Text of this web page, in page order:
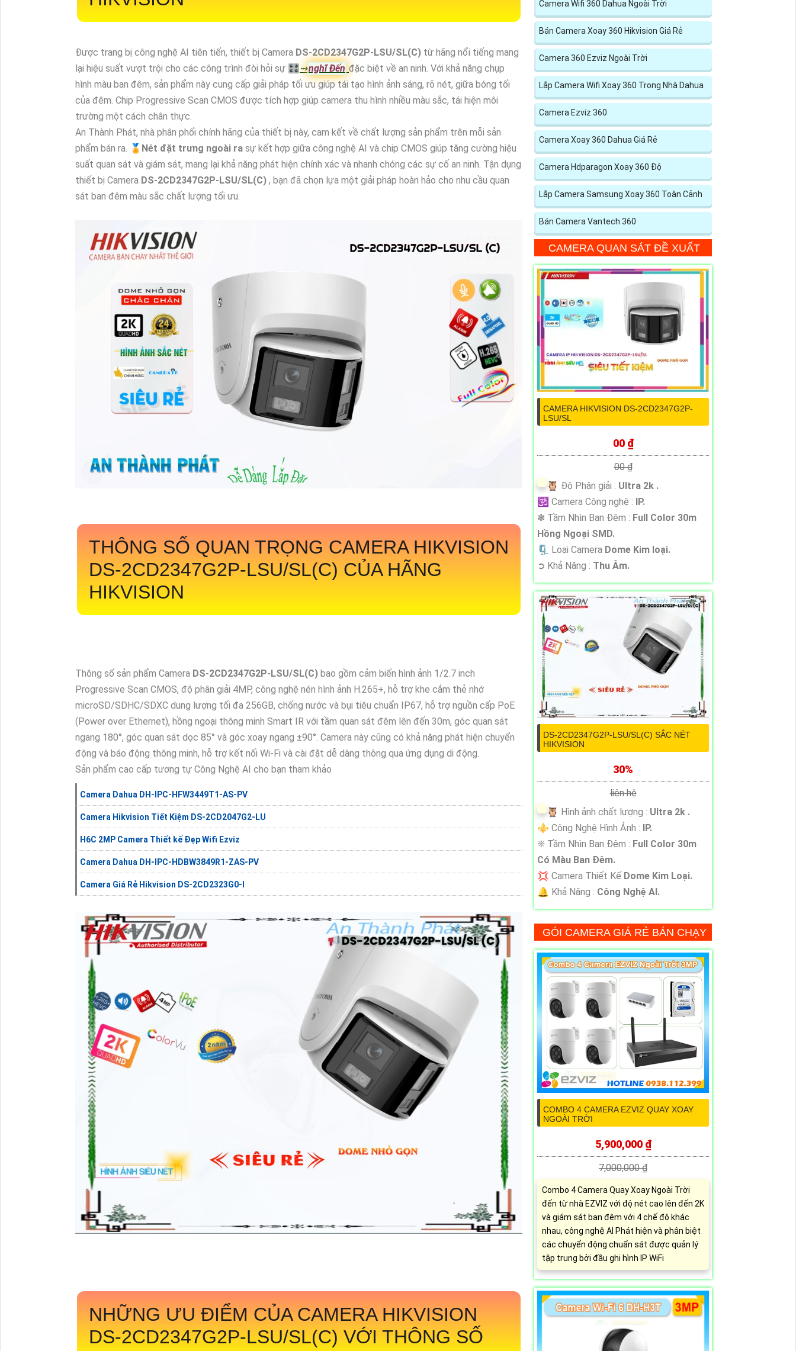
Được trang bị công nghệ AI tiên tiến, thiết bị Camera DS-2CD2347G2P-LSU/SL(C) từ hãng nổi tiếng mang
lại hiệu suất vượt trội cho các công trình đòi hỏi sự 🎛 ⇝nghĩ Đến đặc biệt về an ninh. Với khả năng chụp
hình màu ban đêm, sản phẩm này cung cấp giải pháp tối ưu giúp tái tạo hình ảnh sáng, rõ nét, giữa bóng tối
của đêm. Chip Progressive Scan CMOS được tích hợp giúp camera thu hình nhiều màu sắc, tái hiện môi
trường một cách chân thực.
An Thành Phát, nhà phân phối chính hãng của thiết bị này, cam kết về chất lượng sản phẩm trên mỗi sản
phẩm bán ra. ️🏅️ Nét đặt trưng ngoài ra sự kết hợp giữa công nghệ AI và chip CMOS giúp tăng cường hiệu
suất quan sát và giám sát, mang lại khả năng phát hiện chính xác và nhanh chóng các sự cố an ninh. Tận dụng
thiết bị Camera DS-2CD2347G2P-LSU/SL(C) , bạn đã chọn lựa một giải pháp hoàn hảo cho nhu cầu quan
sát ban đêm màu sắc chất lượng tối ưu.
THÔNG SỐ QUAN TRỌNG CAMERA HIKVISION
DS-2CD2347G2P-LSU/SL(C) CỦA HÃNG
HIKVISION
Thông số sản phẩm Camera DS-2CD2347G2P-LSU/SL(C) bao gồm cảm biến hình ảnh 1/2.7 inch
Progressive Scan CMOS, độ phân giải 4MP, công nghệ nén hình ảnh H.265+, hỗ trợ khe cắm thẻ nhớ
microSD/SDHC/SDXC dung lượng tối đa 256GB, chống nước và bụi tiêu chuẩn IP67, hỗ trợ nguồn cấp PoE
(Power over Ethernet), hồng ngoại thông minh Smart IR với tầm quan sát đêm lên đến 30m, góc quan sát
ngang 180°, góc quan sát dọc 85° và góc xoay ngang ±90°. Camera này cũng có khả năng phát hiện chuyển
động và báo động thông minh, hỗ trợ kết nối Wi-Fi và cài đặt dễ dàng thông qua ứng dụng di động.
Sản phẩm cao cấp tương tự Công Nghệ AI cho bạn tham khảo
Camera Dahua DH-IPC-HFW3449T1-AS-PV
Camera Hikvision Tiết Kiệm DS-2CD2047G2-LU
H6C 2MP Camera Thiết kế Đẹp Wifi Ezviz
Camera Dahua DH-IPC-HDBW3849R1-ZAS-PV
Camera Giá Rẻ Hikvision DS-2CD2323G0-I
NHỮNG ƯU ĐIỂM CỦA CAMERA HIKVISION
DS-2CD2347G2P-LSU/SL(C) VỚI THÔNG SỐ
Camera Wifi 360 Dahua Ngoài Trời
Bán Camera Xoay 360 Hikvision Giá Rẻ
Camera 360 Ezviz Ngoài Trời
Lắp Camera Wifi Xoay 360 Trong Nhà Dahua
Camera Ezviz 360
Camera Xoay 360 Dahua Giá Rẻ
Camera Hdparagon Xoay 360 Độ
Lắp Camera Samsung Xoay 360 Toàn Cảnh
Bán Camera Vantech 360
CAMERA QUAN SÁT ĐỀ XUẤT
CAMERA HIKVISION DS-2CD2347G2P-
LSU/SL
00 ₫
00 ₫
🦉 Độ Phân giải : Ultra 2k .
🕉️ Camera Công nghệ : IP.
❃ Tầm Nhìn Ban Đêm : Full Color 30m
Hồng Ngoại SMD.
🗜️ Loại Camera Dome Kim loại.
️➲ Khả Năng : Thu Âm.
DS-2CD2347G2P-LSU/SL(C) SẮC NÉT
HIKVISION
30%
liên hệ
🦉 Hình ảnh chất lượng : Ultra 2k .
⚜️ Công Nghệ Hình Ảnh : IP.
❈ Tầm Nhìn Ban Đêm : Full Color 30m
Có Màu Ban Đêm.
💢 Camera Thiết Kế Dome Kim Loại.
️🔔 Khả Năng : Công Nghệ AI.
GÓI CAMERA GIÁ RẺ BÁN CHẠY
COMBO 4 CAMERA EZVIZ QUAY XOAY
NGOÀI TRỜI
5,900,000 ₫
7,000,000 ₫
Combo 4 Camera Quay Xoay Ngoài Trời
đến từ nhà EZVIZ với độ nét cao lên đến 2K
và giám sát ban đêm với 4 chế độ khác
nhau, công nghệ AI Phát hiện và phân biệt
các chuyển động chuẩn sát được quản lý
tập trung bởi đầu ghi hình IP WiFi